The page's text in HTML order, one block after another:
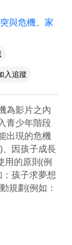
與危機、 家
入追蹤
為影片之內
青少年階段
出現的危機
因孩子成長
用的原則(例
孩子求夢想
規劃(例如：